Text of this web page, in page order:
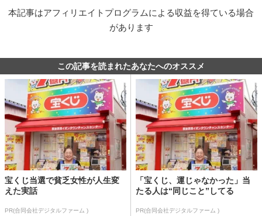
本記事はアフィリエイトプログラムによる収益を得ている場合
があります
この記事を読まれたあなたへのオススメ
宝くじ当選で貧乏女性が人生変
えた実話
PR(合同会社デジタルファーム )
「宝くじ、運じゃなかった」当
たる人は“同じこと”してる
PR(合同会社デジタルファーム )